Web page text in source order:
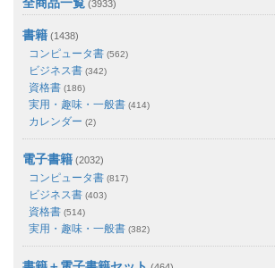
(3933)
書籍 (1438)
コンピュータ書 (562)
ビジネス書 (342)
資格書 (186)
実用・趣味・一般書 (414)
カレンダー (2)
電子書籍 (2032)
コンピュータ書 (817)
ビジネス書 (403)
資格書 (514)
実用・趣味・一般書 (382)